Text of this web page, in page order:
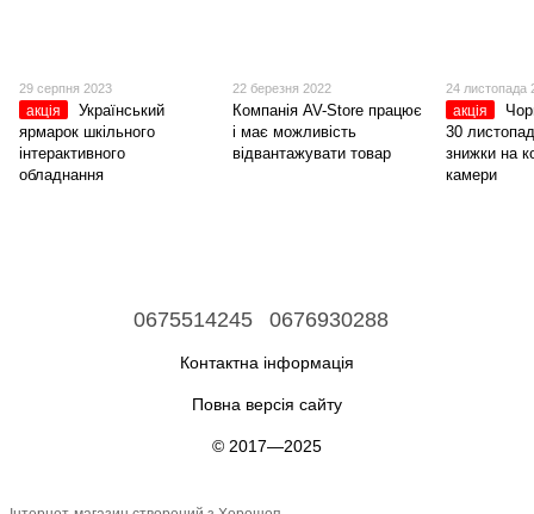
29 серпня 2023
акція
Український
ярмарок шкільного
інтерактивного
обладнання
22 березня 2022
Компанія AV-Store працює
і має можливість
відвантажувати товар
24 листопада
акція
30
знижки на
камери
0675514245 0676930288
Контактна інформація
Повна версія сайту
© 2017—2025